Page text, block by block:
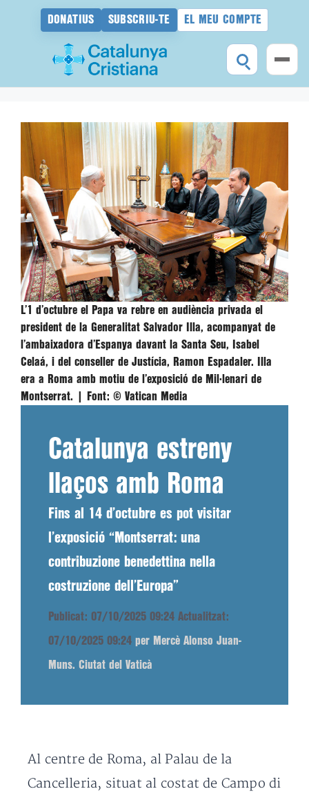
DONATIUS SUBSCRIU-TE EL MEU COMPTE
contingut
L’1 d’octubre el Papa va rebre en audiència privada el
president de la Generalitat Salvador Illa, acompanyat de
l’ambaixadora d’Espanya davant la Santa Seu, Isabel
Celaá, i del conseller de Justícia, Ramon Espadaler. Illa
era a Roma amb motiu de l’exposició de Mil·lenari de
Montserrat. |
Font: © Vatican Media
Catalunya estreny
llaços amb Roma
Fins al 14 d’octubre es pot visitar
l’exposició “Montserrat: una
contribuzione benedettina nella
costruzione dell’Europa”
Publicat: 07/10/2025 09:24 Actualitzat:
07/10/2025 09:24 per Mercè Alonso Juan-
Muns. Ciutat del Vaticà
Al centre de Roma, al Palau de la
Cancelleria, situat al costat de Campo di